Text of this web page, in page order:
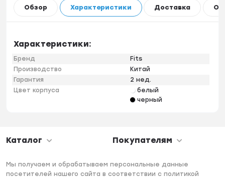
Обзор Характеристики Доставка
Характеристики:
Бренд
Fits
Производство
Китай
Гарантия
2 нед.
Цвет корпуса
белый
черный
Каталог Покупателям
Мы получаем и обрабатываем персональные данные
посетителей нашего сайта в соответствии с политикой